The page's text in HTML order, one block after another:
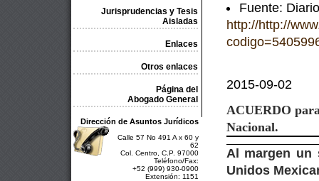
Jurisprudencias y Tesis
Aisladas
Enlaces
Otros enlaces
Página del
Abogado General
Dirección de Asuntos Jurídicos
Calle 57 No 491 A x 60 y
62
Col. Centro, C.P. 97000
Teléfono/Fax:
+52 (999) 930-0900
Extensión: 1151
Fuente:
http://http://
2015-09-02
ACUERDO
Nacional.
Al margen un
Unidos